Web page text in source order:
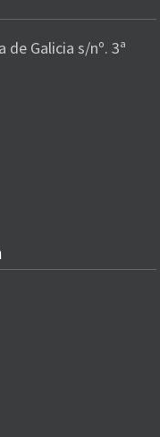
de Galicia s/nº. 3ª